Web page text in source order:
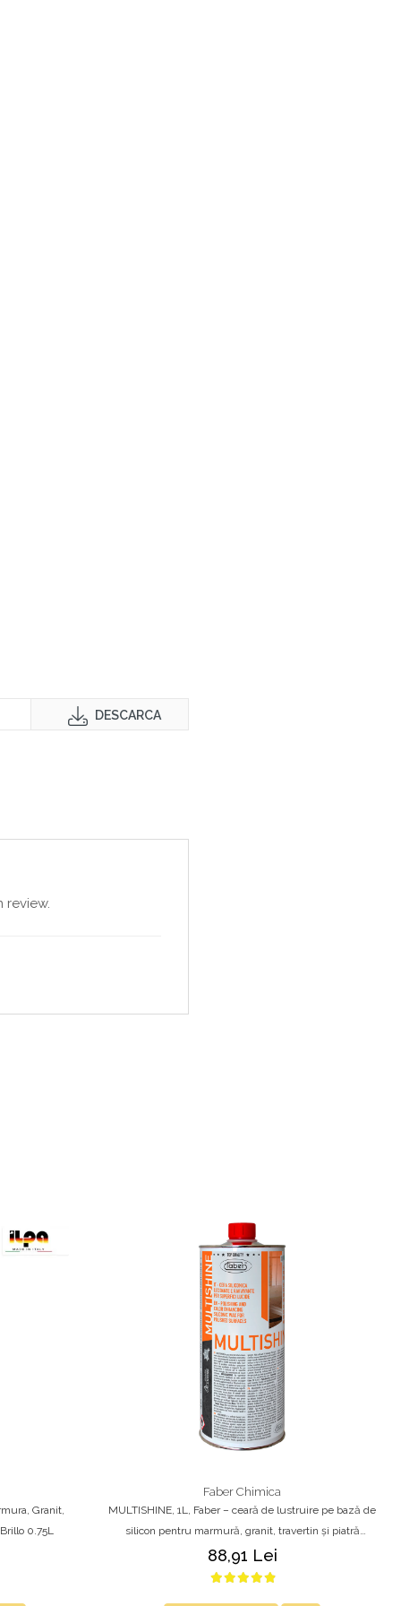
DESCARCA
review.
Granit,
0.75L
Faber Chimica
MULTISHINE, 1L, Faber – ceară de lustruire pe bază de
silicon pentru marmură, granit, travertin și piatră
naturală
88,91 Lei